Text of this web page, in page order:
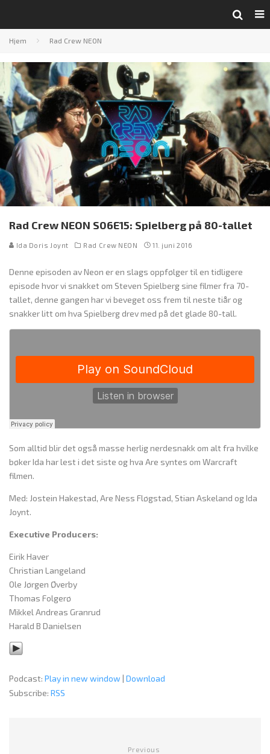
Hjem Rad Crew NEON
Rad Crew NEON S06E15: Spielberg på 80-tallet
Ida Doris Joynt Rad Crew NEON 11. juni 2016
Denne episoden av Neon er en slags oppfølger til en tidligere
episode hvor vi snakket om Steven Spielberg sine filmer fra 70-
tallet, denne gangen har vi beveget oss frem til neste tiår og
snakker litt om hva Spielberg drev med på det glade 80-tall.
Som alltid blir det også masse herlig nerdesnakk om alt fra hvilke
bøker Ida har lest i det siste og hva Are syntes om Warcraft
filmen.
Med: Jostein Hakestad, Are Ness Fløgstad, Stian Askeland og Ida
Joynt.
Executive Producers:
Eirik Haver
Christian Langeland
Ole Jørgen Øverby
Thomas Folgerø
Mikkel Andreas Granrud
Harald B Danielsen
Podcast: Play in new window | Download
Subscribe: RSS
Previous